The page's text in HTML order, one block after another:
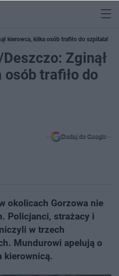
kierowca, kilka osób trafiło do szpitala!
Zginął
osób trafiło do
Dodaj do Google
okolicach Gorzowa nie
Policjanci, strażacy i
w trzech
Mundurowi apelują o
kierownicą.